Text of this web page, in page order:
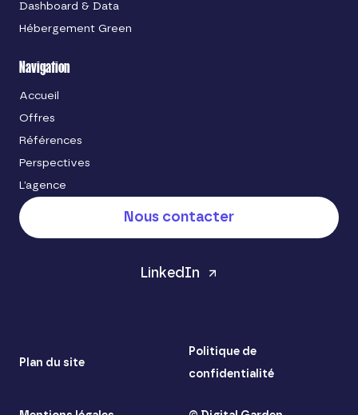
Dashboard & Data
Hébergement Green
Navigation
Accueil
Offres
Références
Perspectives
L’agence
Nous contacter
LinkedIn
Plan du site
Politique de
confidentialité